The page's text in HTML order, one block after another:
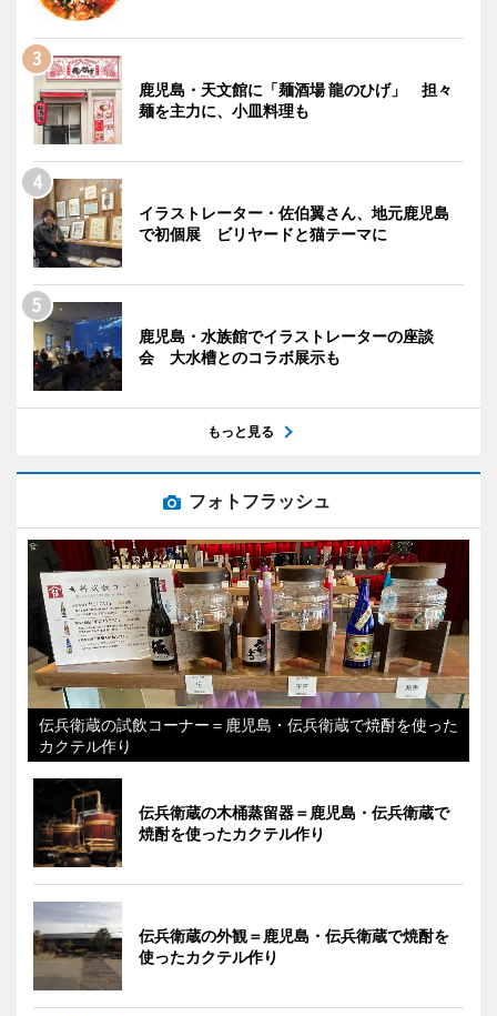
鹿児島・天文館に「麺酒場 龍のひげ」 担々
麺を主力に、小皿料理も
イラストレーター・佐伯翼さん、地元鹿児島
で初個展 ビリヤードと猫テーマに
鹿児島・水族館でイラストレーターの座談
会 大水槽とのコラボ展示も
もっと見る
フォトフラッシュ
伝兵衛蔵の試飲コーナー＝鹿児島・伝兵衛蔵で焼酎を使った
カクテル作り
伝兵衛蔵の木桶蒸留器＝鹿児島・伝兵衛蔵で
焼酎を使ったカクテル作り
伝兵衛蔵の外観＝鹿児島・伝兵衛蔵で焼酎を
使ったカクテル作り